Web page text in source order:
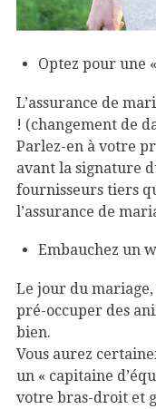
Optez pour une
L’assurance de
! (changement de
Parlez-en à votre
avant la signature
fournisseurs tiers
l’assurance de
Embauchez un
Le jour du mariage,
pré-occuper des
bien.
Vous aurez
un « capitaine
votre bras-droit et